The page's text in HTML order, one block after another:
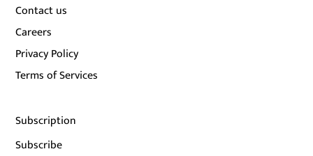
Contact us
Careers
Privacy Policy
Terms of Services
Subscription
Subscribe